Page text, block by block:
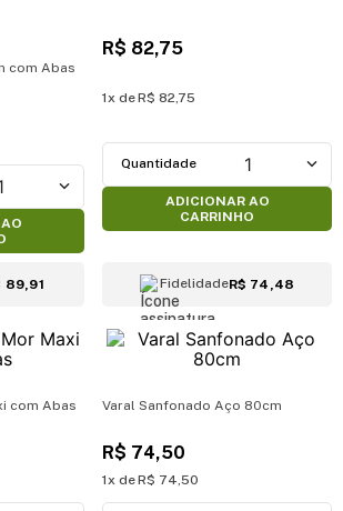
com Abas
89,91
R$ 82,75
1 R$ 82,75
1
ADICIONAR AO
CARRINHO
FidelidadeR$ 74,48
com Abas Varal Sanfonado Aço 80cm
R$ 74,50
1 R$ 74,50